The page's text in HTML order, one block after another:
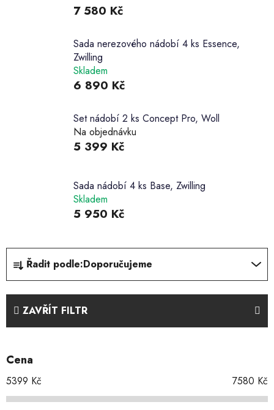
7 580 Kč
Sada nerezového nádobí 4 ks Essence,
Zwilling
Skladem
6 890 Kč
Set nádobí 2 ks Concept Pro, Woll
Na objednávku
5 399 Kč
Sada nádobí 4 ks Base, Zwilling
Skladem
5 950 Kč
Ř
z
í
p
r
o
d
Řadit podle:Doporučujeme
ZAVŘÍT FILTR
Cena
5399 Kč 7580 Kč